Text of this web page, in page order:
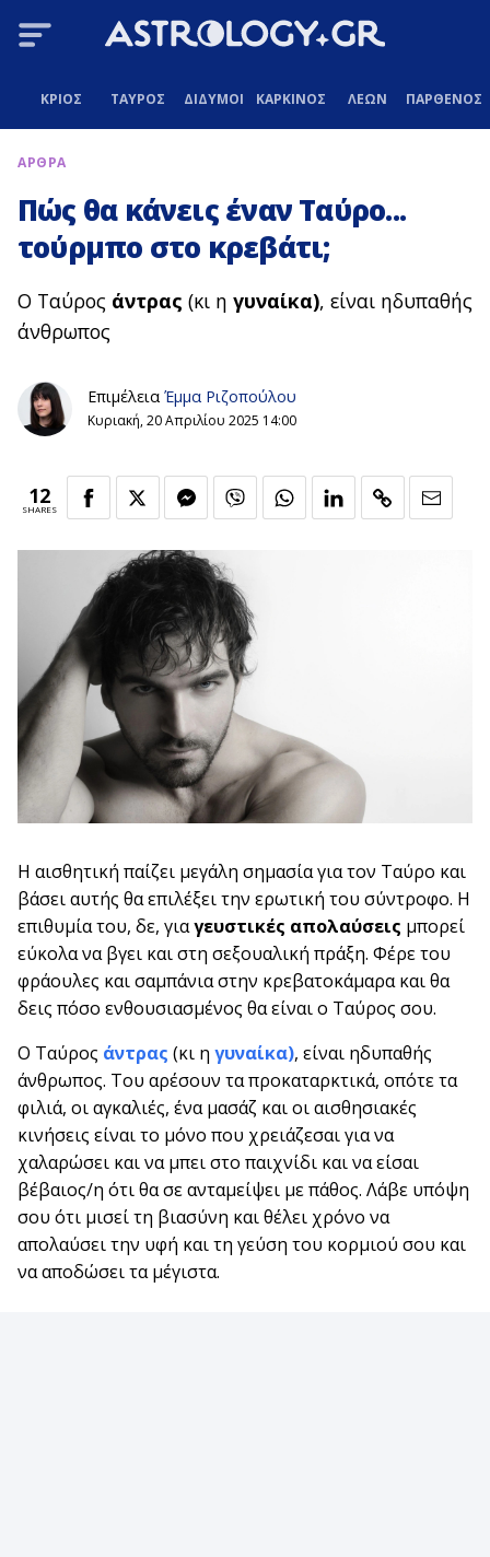
ΚΡΙΟΣ ΤΑΥΡΟΣ ΔΙΔΥΜΟΙ ΚΑΡΚΙΝΟΣ ΛΕΩΝ ΠΑΡΘΕΝΟΣ
ΑΡΘΡΑ
Πώς θα κάνεις έναν Ταύρο...
τούρμπο στο κρεβάτι;
Ο Ταύρος άντρας (κι η γυναίκα), είναι ηδυπαθής
άνθρωπος
Επιμέλεια Έμμα Ριζοπούλου
Κυριακή, 20 Απριλίου 2025 14:00
12
SHARES
Η αισθητική παίζει μεγάλη σημασία για τον Ταύρο και
βάσει αυτής θα επιλέξει την ερωτική του σύντροφο. Η
επιθυμία του, δε, γιαγευστικές απολαύσεις μπορεί
εύκολα να βγει και στη σεξουαλική πράξη. Φέρε του
φράουλες και σαμπάνια στην κρεβατοκάμαρα και θα
δεις πόσο ενθουσιασμένος θα είναι ο Ταύρος σου.
Ο Ταύρος άντρας (κι η γυναίκα), είναι ηδυπαθής
άνθρωπος. Του αρέσουν τα προκαταρκτικά, οπότε τα
φιλιά, οι αγκαλιές, ένα μασάζ και οι αισθησιακές
κινήσεις είναι το μόνο που χρειάζεσαι για να
χαλαρώσει και να μπει στο παιχνίδι και να είσαι
βέβαιος/η ότι θα σε ανταμείψει με πάθος. Λάβε υπόψη
σου ότι μισεί τη βιασύνη και θέλει χρόνο να
απολαύσει την υφή και τη γεύση του κορμιού σου και
να αποδώσει τα μέγιστα.